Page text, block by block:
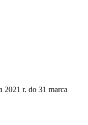
2021 r. do 31 marca